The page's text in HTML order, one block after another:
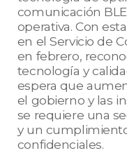
comunicación
operativa. Con
en el Servicio de
en febrero,
tecnología y
espera que
el gobierno y las
se requiere una
y un
confidenciales.